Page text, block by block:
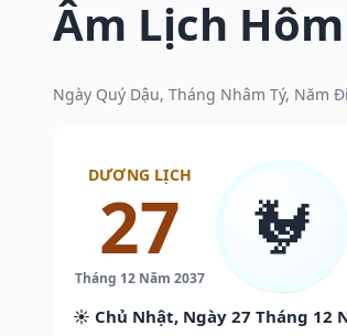
Âm Lịch
Ngày Quý Dậu, Tháng Nhâm Tý, Năm
DƯƠNG LỊCH
27
Tháng 12 Năm 2037
🐓
☀️ Chủ Nhật, Ngày 27 Tháng 12